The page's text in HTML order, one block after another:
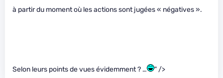
à partir du moment où les actions sont jugées « négatives ».
Selon leurs points de vues évidemment ? … " />